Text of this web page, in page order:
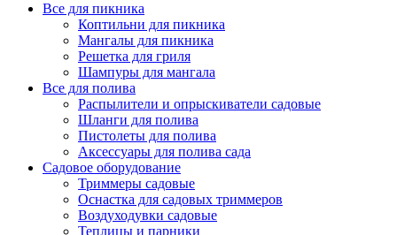
Все для пикника
Коптильни для пикника
Мангалы для пикника
Решетка для гриля
Шампуры для мангала
Все для полива
Распылители и опрыскиватели садовые
Шланги для полива
Пистолеты для полива
Аксессуары для полива сада
Садовое оборудование
Триммеры садовые
Оснастка для садовых триммеров
Воздуходувки садовые
Теплицы и парники